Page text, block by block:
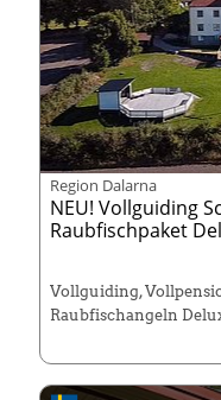
Region Dalarna
NEU! Vollguiding
Raubfischpaket
Vollguiding,
Raubfischangeln